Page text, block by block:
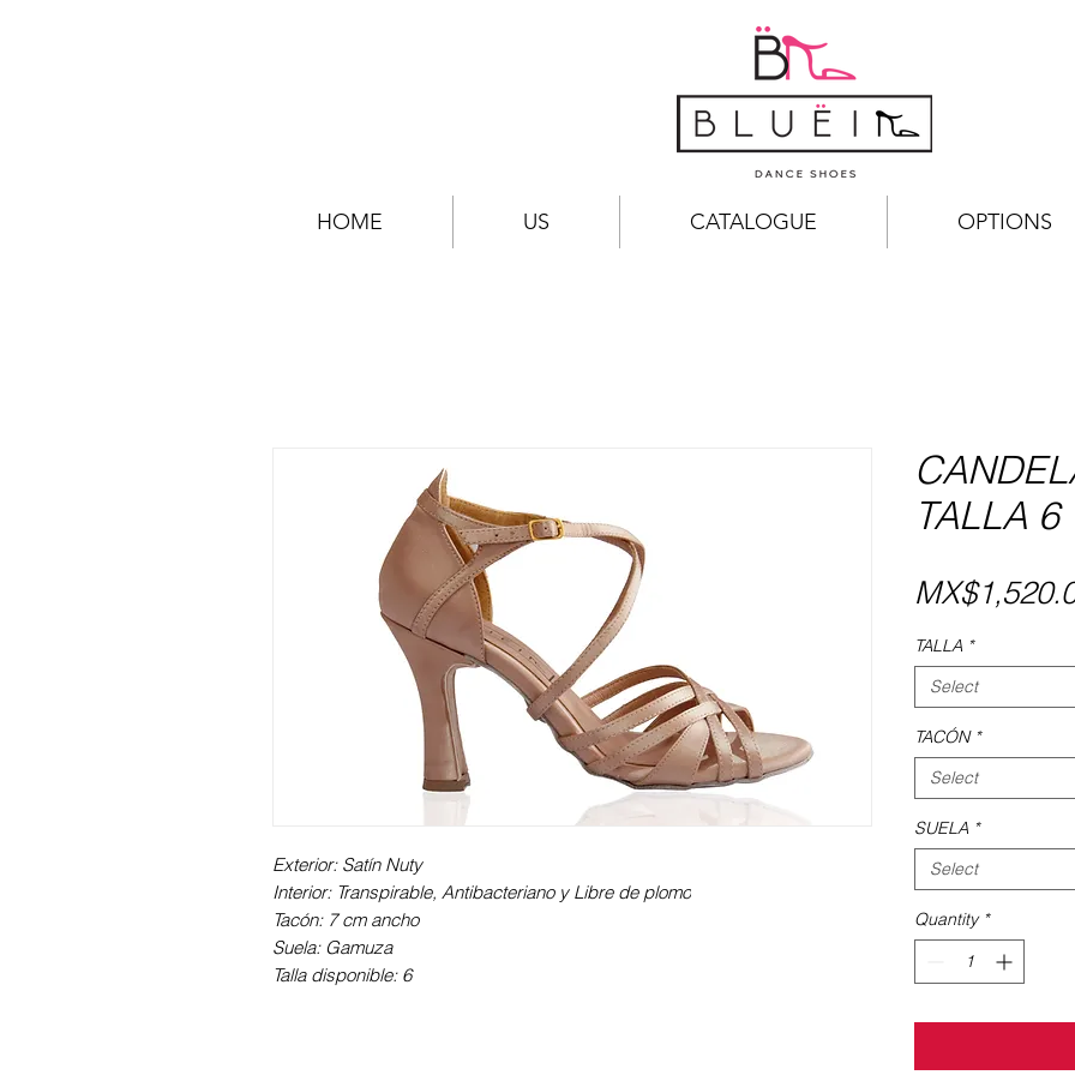
HOME US CATALOGUE OPTIONS
Exterior: Satín Nuty
Interior: Transpirable, Antibacteriano y Libre de plomo
Tacón: 7 cm ancho
Suela: Gamuza
Talla disponible: 6
TALLA 6
TALLA *
Select
TACÓN *
Select
SUELA *
Select
Quantity *